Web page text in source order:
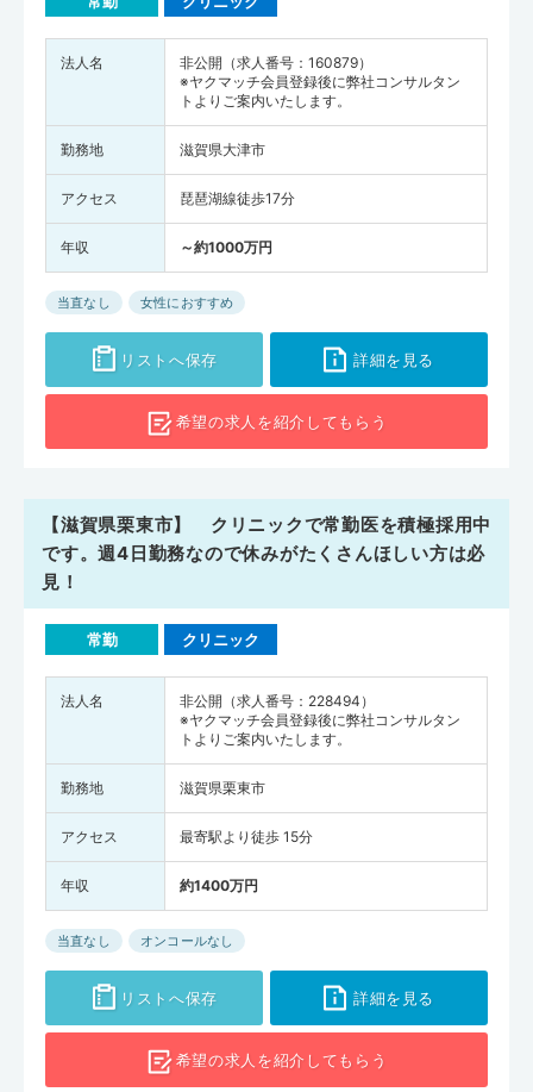
法人名
非公開（求人番号：160879）
※ヤクマッチ会員登録後に弊社コンサルタン
トよりご案内いたします。
勤務地 滋賀県大津市
アクセス 琵琶湖線徒歩17分
年収 ～約1000万円
当直なし 女性におすすめ
リストへ保存 詳細を見る
希望の求人を紹介してもらう
【滋賀県栗東市】 クリニックで常勤医を積極採用中
です。週4日勤務なので休みがたくさんほしい方は必
見！
常勤 クリニック
法人名
非公開（求人番号：228494）
※ヤクマッチ会員登録後に弊社コンサルタン
トよりご案内いたします。
勤務地 滋賀県栗東市
アクセス 最寄駅より徒歩 15分
年収 約1400万円
当直なし オンコールなし
リストへ保存 詳細を見る
希望の求人を紹介してもらう